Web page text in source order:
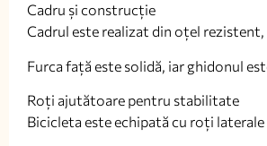
Cadru și construcție
Cadrul este realizat din oțel
Furca față este solidă, iar ghidonul
Roți ajutătoare pentru stabilitate
Bicicleta este echipată cu roți